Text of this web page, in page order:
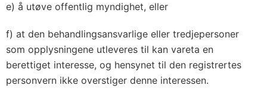
e) å utøve offentlig myndighet, eller
f) at den behandlingsansvarlige eller tredjepersoner
som opplysningene utleveres til kan vareta en
berettiget interesse, og hensynet til den registrertes
personvern ikke overstiger denne interessen.